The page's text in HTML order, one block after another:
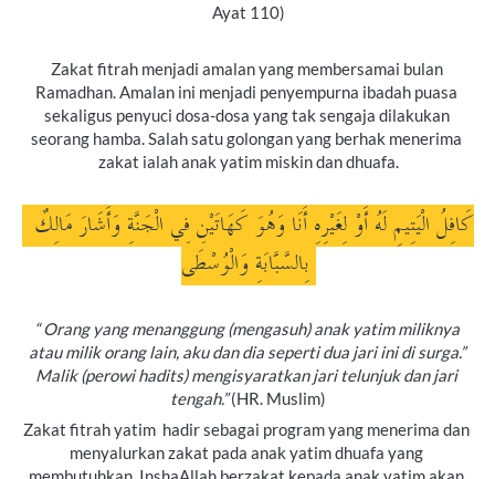
Ayat 110)
Zakat fitrah menjadi amalan yang membersamai bulan
Ramadhan. Amalan ini menjadi penyempurna ibadah puasa
sekaligus penyuci dosa-dosa yang tak sengaja dilakukan
seorang hamba. Salah satu golongan yang berhak menerima
zakat ialah anak yatim miskin dan dhuafa.
“ Orang yang menanggung (mengasuh) anak yatim miliknya
atau milik orang lain, aku dan dia seperti dua jari ini di surga.”
Malik (perowi hadits) mengisyaratkan jari telunjuk dan jari
tengah.” (HR. Muslim)
Zakat fitrah yatim  hadir sebagai program yang menerima dan
menyalurkan zakat pada anak yatim dhuafa yang